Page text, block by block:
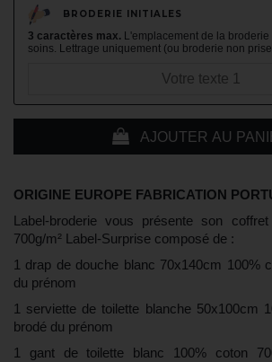
ORIGINE EUROPE FABRICATION
Label-broderie vous présente son
700g/m² Label-Surprise composé de :
1 drap de douche blanc 70x140cm 100%
du prénom
1 serviette de toilette blanche 50x100cm
brodé du prénom
1 gant de toilette blanc 100% coton
BRODERIE INITIALES
3 caractères max. L'emplacement de la
soins. Lettrage uniquement (ou broderie non
AJOUTER AU